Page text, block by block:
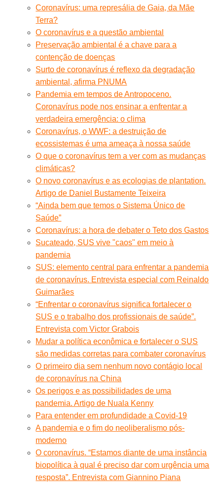
Coronavírus: uma represália de Gaia, da Mãe
Terra?
O coronavírus e a questão ambiental
Preservação ambiental é a chave para a
contenção de doenças
Surto de coronavírus é reflexo da degradação
ambiental, afirma PNUMA
Pandemia em tempos de Antropoceno.
Coronavírus pode nos ensinar a enfrentar a
verdadeira emergência: o clima
Coronavírus, o WWF: a destruição de
ecossistemas é uma ameaça à nossa saúde
O que o coronavírus tem a ver com as mudanças
climáticas?
O novo coronavírus e as ecologias de plantation.
Artigo de Daniel Bustamente Teixeira
“Ainda bem que temos o Sistema Único de
Saúde”
Coronavírus: a hora de debater o Teto dos Gastos
Sucateado, SUS vive "caos" em meio à
pandemia
SUS: elemento central para enfrentar a pandemia
de coronavírus. Entrevista especial com Reinaldo
Guimarães
“Enfrentar o coronavírus significa fortalecer o
SUS e o trabalho dos profissionais de saúde”.
Entrevista com Victor Grabois
Mudar a política econômica e fortalecer o SUS
são medidas corretas para combater coronavírus
O primeiro dia sem nenhum novo contágio local
de coronavírus na China
Os perigos e as possibilidades de uma
pandemia. Artigo de Nuala Kenny
Para entender em profundidade a Covid-19
A pandemia e o fim do neoliberalismo pós-
moderno
O coronavírus. “Estamos diante de uma instância
biopolítica à qual é preciso dar com urgência uma
resposta”. Entrevista com Giannino Piana